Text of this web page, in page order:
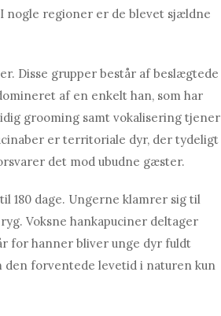
nogle regioner er de blevet sjældne
Disse grupper består af beslægtede
af en enkelt han, som har
grooming samt vokalisering tjener
er territoriale dyr, der tydeligt
det mod ubudne gæster.
180 dage. Ungerne klamrer sig til
Voksne hankapuciner deltager
for hanner bliver unge dyr fuldt
den forventede levetid i naturen kun